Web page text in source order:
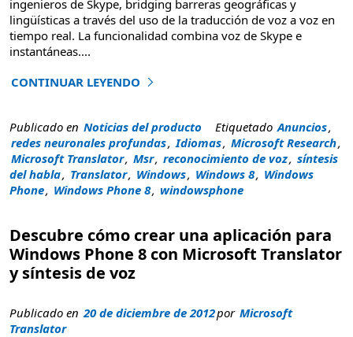
ingenieros de Skype, bridging barreras geográficas y
lingüísticas a través del uso de la traducción de voz a voz en
tiempo real. La funcionalidad combina voz de Skype e
instantáneas....
CONTINUAR LEYENDO
"Develando avances en la traducción en tiempo real con
Publicado en Noticias del producto Etiquetado Anuncios,
redes neuronales profundas, Idiomas, Microsoft Research,
Microsoft Translator, Msr, reconocimiento de voz, síntesis
del habla, Translator, Windows, Windows 8, Windows
Phone, Windows Phone 8, windowsphone
Descubre cómo crear una aplicación para
Windows Phone 8 con Microsoft Translator
y síntesis de voz
Publicado en 20 de diciembre de 2012por Microsoft
Translator